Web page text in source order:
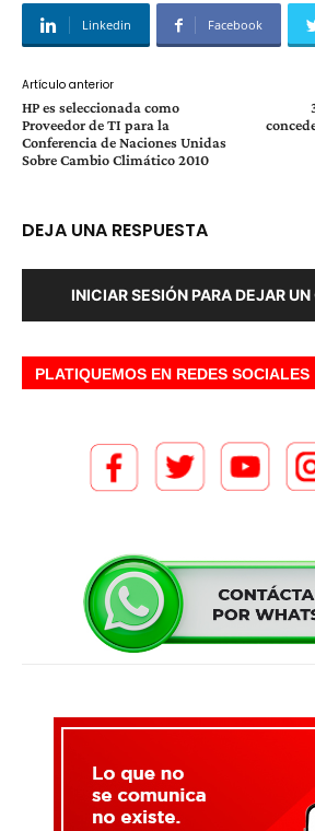
Linkedin Facebook
Artículo anterior
HP es seleccionada como
Proveedor de TI para la
Conferencia de Naciones Unidas
Sobre Cambio Climático 2010
DEJA UNA RESPUESTA
INICIAR SESIÓN PARA DEJAR
PLATIQUEMOS EN REDES SOCIALES